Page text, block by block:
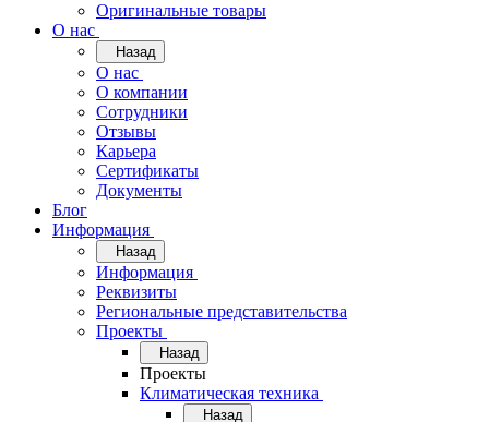
Оригинальные товары
О нас
Назад
О нас
О компании
Сотрудники
Отзывы
Карьера
Сертификаты
Документы
Блог
Информация
Назад
Информация
Реквизиты
Региональные представительства
Проекты
Назад
Проекты
Климатическая техника
Назад